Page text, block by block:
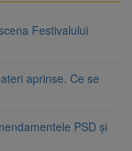
Festivalului
aprinse. Ce se
PSD și